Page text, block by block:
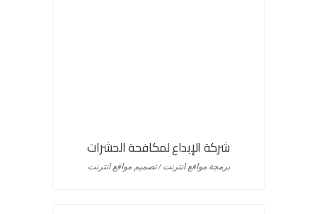
شركة الإبداع لمكافحة الحشرات
برمجة مواقع انترنت / تصميم مواقع انترنت